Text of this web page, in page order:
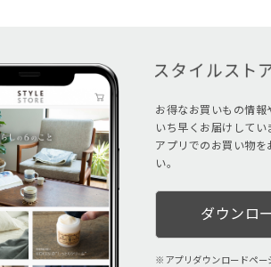
お得なお買いもの情報
いち早くお届けしてい
アプリでのお買い物を
い。
ダウンロ
アプリダウンロードペー